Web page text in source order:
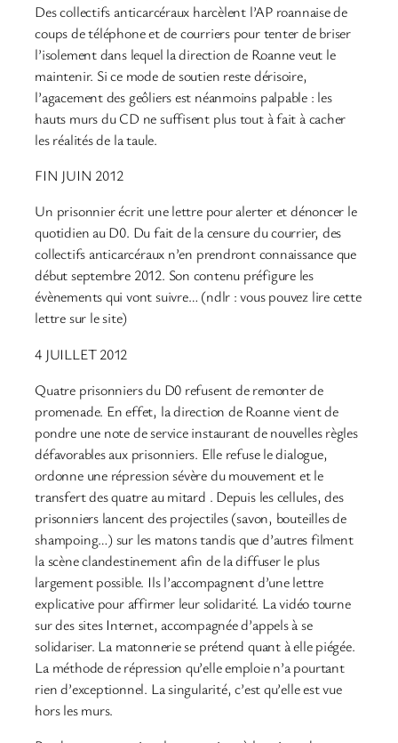
Des collectifs anticarcéraux harcèlent l’AP roannaise de
coups de téléphone et de courriers pour tenter de briser
l’isolement dans lequel la direction de Roanne veut le
maintenir. Si ce mode de soutien reste dérisoire,
l’agacement des geôliers est néanmoins palpable : les
hauts murs du CD ne suffisent plus tout à fait à cacher
les réalités de la taule.
FIN JUIN 2012
Un prisonnier écrit une lettre pour alerter et dénoncer le
quotidien au D0. Du fait de la censure du courrier, des
collectifs anticarcéraux n’en prendront connaissance que
début septembre 2012. Son contenu préfigure les
évènements qui vont suivre… (ndlr : vous pouvez lire cette
lettre sur le site)
4 JUILLET 2012
Quatre prisonniers du D0 refusent de remonter de
promenade. En effet, la direction de Roanne vient de
pondre une note de service instaurant de nouvelles règles
défavorables aux prisonniers. Elle refuse le dialogue,
ordonne une répression sévère du mouvement et le
transfert des quatre au mitard . Depuis les cellules, des
prisonniers lancent des projectiles (savon, bouteilles de
shampoing…) sur les matons tandis que d’autres filment
la scène clandestinement afin de la diffuser le plus
largement possible. Ils l’accompagnent d’une lettre
explicative pour affirmer leur solidarité. La vidéo tourne
sur des sites Internet, accompagnée d’appels à se
solidariser. La matonnerie se prétend quant à elle piégée.
La méthode de répression qu’elle emploie n’a pourtant
rien d’exceptionnel. La singularité, c’est qu’elle est vue
hors les murs.